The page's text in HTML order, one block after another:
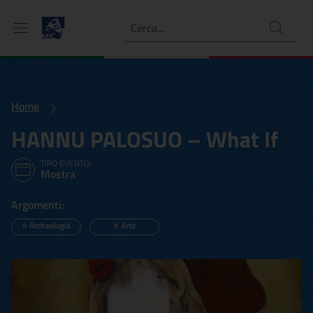
Ricerca
Home
HANNU PALOSUO – What If
TIPO EVENTO:
Mostra
Argomenti:
# Archeologia # Arte
HANNU PALOSUO –